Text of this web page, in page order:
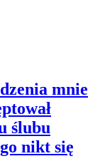
mnie
ślubu
nikt się